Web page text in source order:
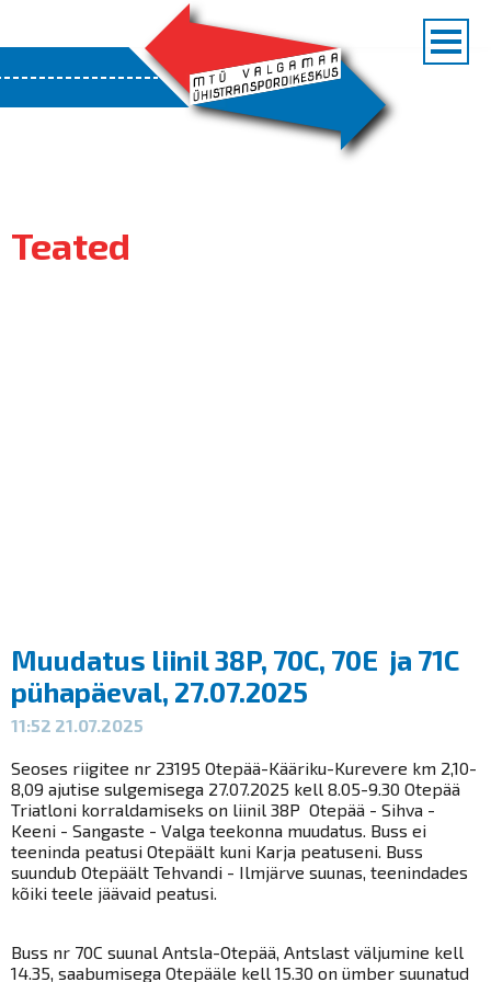
Teated
Muudatus liinil 38P, 70C, 70E ja 71C
pühapäeval, 27.07.2025
11:52 21.07.2025
Seoses riigitee nr 23195 Otepää-Kääriku-Kurevere km 2,10-
8,09 ajutise sulgemisega 27.07.2025 kell 8.05-9.30 Otepää
Triatloni korraldamiseks on liinil 38P Otepää - Sihva -
Keeni - Sangaste - Valga teekonna muudatus. Buss ei
teeninda peatusi Otepäält kuni Karja peatuseni. Buss
suundub Otepäält Tehvandi - Ilmjärve suunas, teenindades
kõiki teele jäävaid peatusi.
Buss nr 70C suunal Antsla-Otepää, Antslast väljumine kell
14.35, saabumisega Otepääle kell 15.30 on ümber suunatud